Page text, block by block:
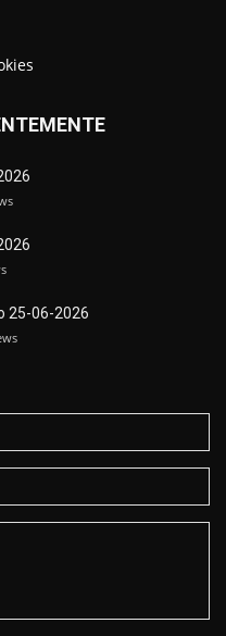
25-06-2026